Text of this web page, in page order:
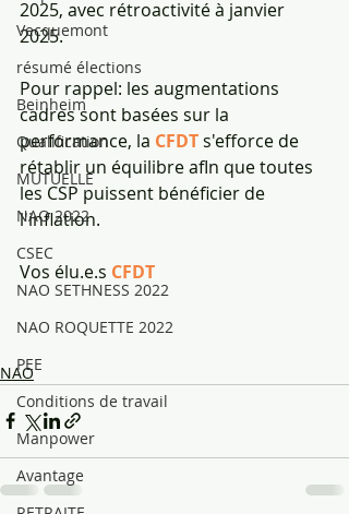
Vecquemont
résumé élections
Beinheim
Qualification
MUTUELLE
NAO 2022
CSEC
NAO SETHNESS 2022
NAO ROQUETTE 2022
PEE
Conditions de travail
Manpower
Avantage
2025, avec rétroactivité à janvier
2025.
Pour rappel: les augmentations
cadres sont basées sur la
performance, la CFDT s'efforce de
rétablir un équilibre afIn que toutes
les CSP puissent bénéficier de
l'inflation.
Vos élu.e.s CFDT
NAO